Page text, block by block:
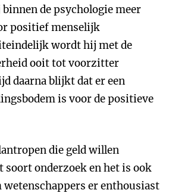
de psychologie meer
positief menselijk
wordt hij met de
ooit tot voorzitter
daarna blijkt dat er een
is voor de positieve
die geld willen
soort onderzoek en het is ook
er enthousiast